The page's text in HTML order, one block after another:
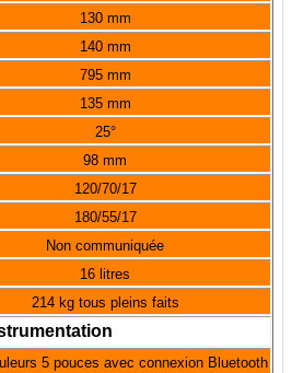
130 mm
140 mm
795 mm
135 mm
25°
98 mm
120/70/17
180/55/17
Non communiquée
16 litres
214 kg tous pleins faits
5 pouces avec connexion Bluetooth